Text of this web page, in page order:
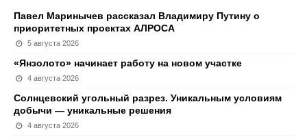
Павел Маринычев рассказал Владимиру Путину о
приоритетных проектах АЛРОСА
5 августа 2026
«Янзолото» начинает работу на новом участке
4 августа 2026
Солнцевский угольный разрез. Уникальным условиям
добычи — уникальные решения
4 августа 2026